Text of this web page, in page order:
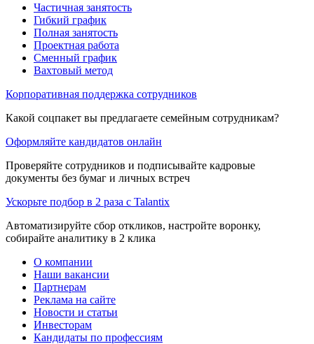
Частичная занятость
Гибкий график
Полная занятость
Проектная работа
Сменный график
Вахтовый метод
Корпоративная поддержка сотрудников
Какой соцпакет вы предлагаете семейным сотрудникам?
Оформляйте кандидатов онлайн
Проверяйте сотрудников и подписывайте кадровые
документы без бумаг и личных встреч
Ускорьте подбор в 2 раза с Talantix
Автоматизируйте сбор откликов, настройте воронку,
собирайте аналитику в 2 клика
О компании
Наши вакансии
Партнерам
Реклама на сайте
Новости и статьи
Инвесторам
Кандидаты по профессиям